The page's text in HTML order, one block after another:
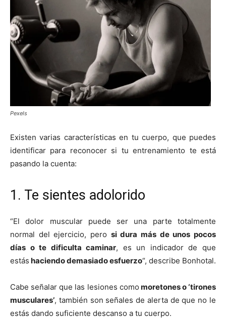
Pexels
Existen varias características en tu cuerpo, que puedes
identificar para reconocer si tu entrenamiento te está
pasando la cuenta:
1. Te sientes adolorido
“El dolor muscular puede ser una parte totalmente
normal del ejercicio, pero si dura más de unos pocos
días o te dificulta caminar, es un indicador de que
estás haciendo demasiado esfuerzo“, describe Bonhotal.
Cabe señalar que las lesiones como moretones o ‘tirones
musculares’, también son señales de alerta de que no le
estás dando suficiente descanso a tu cuerpo.